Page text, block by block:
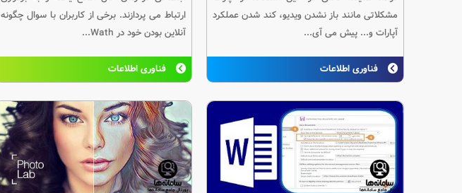
مشکلاتی مانند باز نشدن ویدیو، کند شدن عملکرد
آپارات و... پیش می آی...
فناوری اطلاعات
ارتباط می پردازند. برخی از کاربران با سوال چگونه
آنلاین بودن خود در Wath...
فناوری اطلاعات